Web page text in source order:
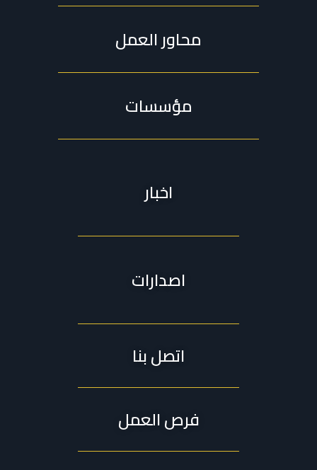
محاور العمل
مؤسسات
اخبار
اصدارات
اتصل بنا
فرص العمل